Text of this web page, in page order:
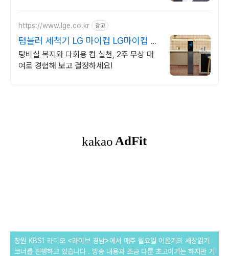
https://www.lge.co.kr 광고
텀블러 세척기 LG 마이컵 LG마이컵 무
상대여신청
탕비실 복지와 다회용 컵 실천, 2주 무상 대
여로 경험해 보고 결정하세요!
창원 KBS1 라디오 <라이브 경남>에서 매주 월요일 이윤기의 세상읽기
코너를 진행하고 있습니다 . 방송 내용과 조금 다른 초고이기는 하지만 기